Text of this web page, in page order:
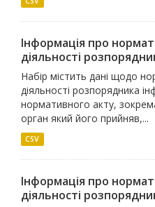
Інформація про
діяльності
Набір містить дані щодо
діяльності розпорядника
нормативного акту,
орган який його прийняв,...
CSV
Інформація про
діяльності